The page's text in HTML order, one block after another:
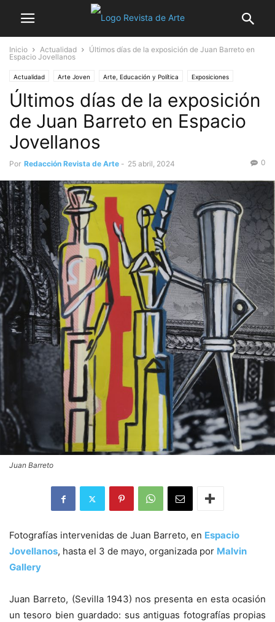
Inicio Actualidad
Últimos días de la exposición de Juan Barreto en
Espacio Jovellanos
Actualidad Arte Joven Arte, Educación y Política Exposiciones
Centro de Arte Fotografía Galerías Madrid Mercado del Arte
No sólo arte Noticia destacada
Últimos días de la exposición
de Juan Barreto en Espacio
Jovellanos
Por Redacción Revista de Arte - 25 abril, 2024 0
Juan Barreto
Fotografías intervenidas de Juan Barreto, en Espacio
Jovellanos, hasta el 3 de mayo, organizada por Malvin
Gallery
Juan Barreto, (Sevilla 1943) nos presenta en esta ocasión
un tesoro bien guardado: sus antiguas fotografías propias